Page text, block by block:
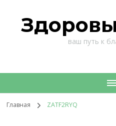
ваш путь к
Главная ZATF2RYQ